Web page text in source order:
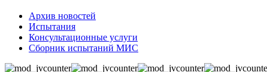
Архив новостей
Испытания
Консультационные услуги
Сборник испытаний МИС